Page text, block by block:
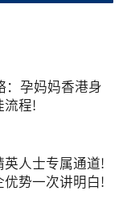
：孕妈妈香港身
流程!
英人士专属通道!
优势一次讲明白!